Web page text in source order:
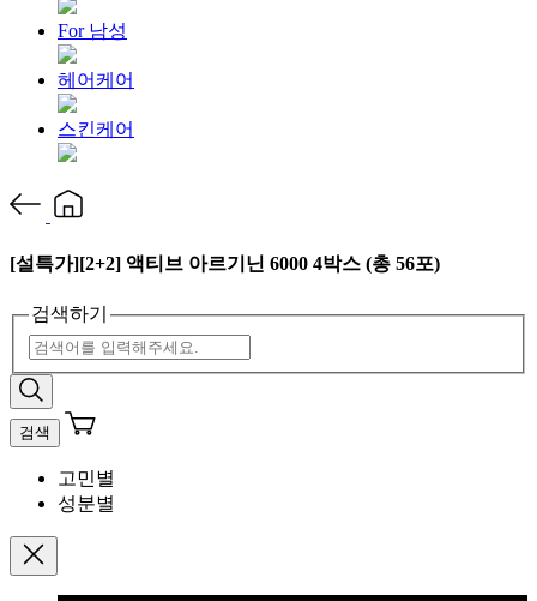
For 남성
헤어케어
스킨케어
[설특가][2+2] 액티브 아르기닌 6000 4박스 (총 56포)
검색하기
검색
고민별
성분별